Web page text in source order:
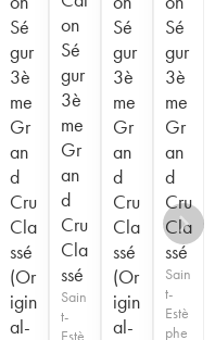
Sé
gur
3è
me
Gr
an
d
Cru
Cla
ssé
(Or
igin
al-
on
Sé
gur
3è
me
Gr
an
d
Cru
Cla
ssé
Sain
t-
Estè
Sé
gur
3è
me
Gr
an
d
Cru
Cla
ssé
(Or
igin
al-
Sé
gur
3è
me
Gr
an
d
Cru
Cla
ssé
Sain
t-
Estè
phe